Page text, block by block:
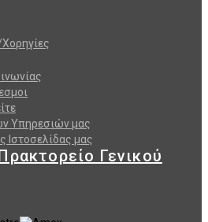
Υπηρεσιών μας
Ιστοσελίδας μας
Γενικού